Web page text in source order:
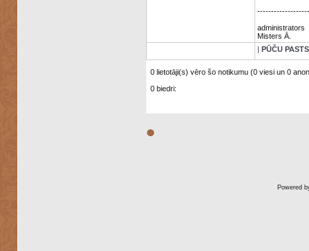
administrators
Misters Ā.
| PŪČU PASTS
0 lietotāji(s) vēro šo notikumu (0 viesi un 0
0 biedri:
●
Powered